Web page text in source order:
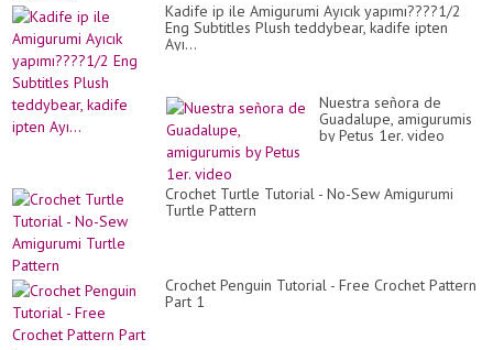
Kadife ip ile Amigurumi Ayıcık yapımı????1/2
Eng Subtitles Plush teddybear, kadife ipten
Ayı...
Nuestra señora de
Guadalupe, amigurumis
by Petus 1er. video
Crochet Turtle Tutorial - No-Sew Amigurumi
Turtle Pattern
Crochet Penguin Tutorial - Free Crochet Pattern
Part 1